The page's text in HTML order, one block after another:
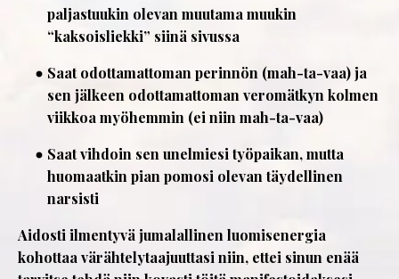
paljastuukin olevan muutama muukin
“kaksoisliekki” siinä sivussa
Saat odottamattoman perinnön (mah-ta-vaa) ja
sen jälkeen odottamattoman veromätkyn kolmen
viikkoa myöhemmin (ei niin mah-ta-vaa)
Saat vihdoin sen unelmiesi työpaikan, mutta
huomaatkin pian pomosi olevan täydellinen
narsisti
Aidosti ilmentyvä jumalallinen luomisenergia
kohottaa värähtelytaajuuttasi niin, ettei sinun enää